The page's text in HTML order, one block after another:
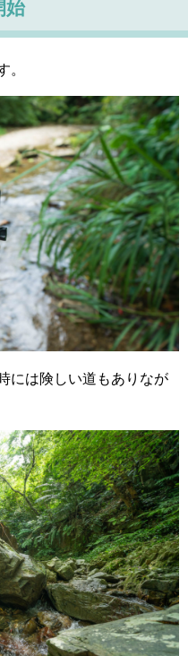
始
。
には険しい道もありなが